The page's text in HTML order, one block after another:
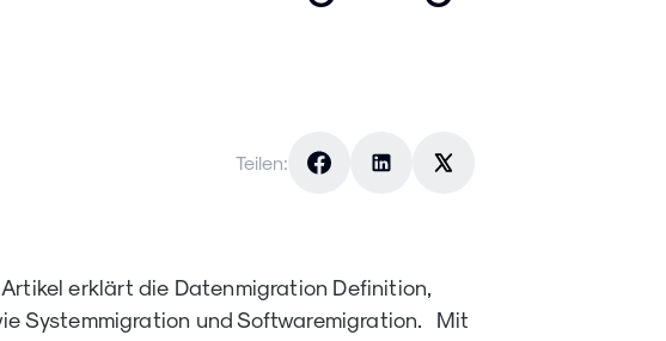
Teilen:
erklärt die Datenmigration Definition,
Systemmigration und Softwaremigration. Mit